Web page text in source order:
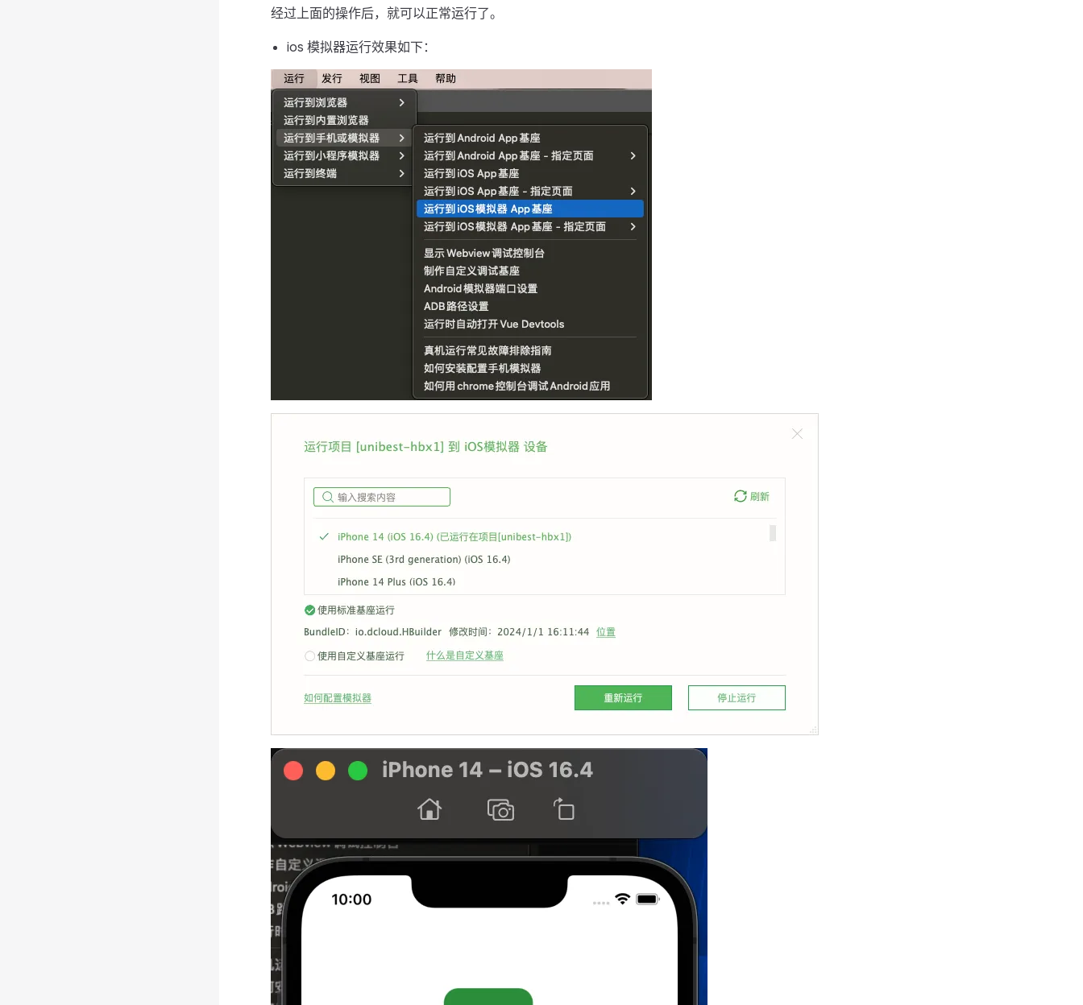
经过上面的操作后，就可以正常运行了。
ios 模拟器运行效果如下：